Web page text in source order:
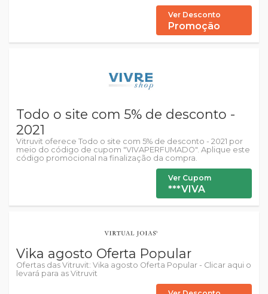
Ver Desconto
Promoção
Todo o site com 5% de desconto -
2021
Vitruvit oferece Todo o site com 5% de desconto - 2021 por
meio do código de cupom "VIVAPERFUMADO". Aplique este
código promocional na finalização da compra.
Ver Cupom
***VIVA
Vika agosto Oferta Popular
Ofertas das Vitruvit: Vika agosto Oferta Popular - Clicar aqui o
levará para as Vitruvit